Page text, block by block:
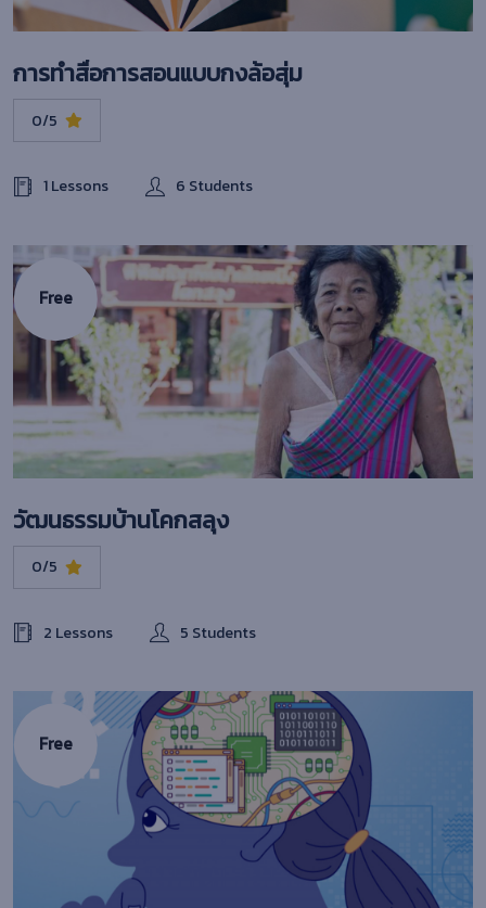
การทำสื่อการสอนแบบกงล้อสุ่ม
0/5
1 Lessons 6 Students
Free
วัฒนธรรมบ้านโคกสลุง
0/5
2 Lessons 5 Students
Free